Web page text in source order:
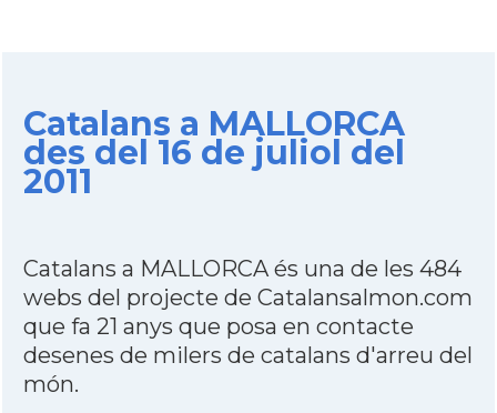
Catalans a MALLORCA
des del 16 de juliol del
2011
Catalans a MALLORCA és una de les 484
webs del projecte de Catalansalmon.com
que fa 21 anys que posa en contacte
desenes de milers de catalans d'arreu del
món.